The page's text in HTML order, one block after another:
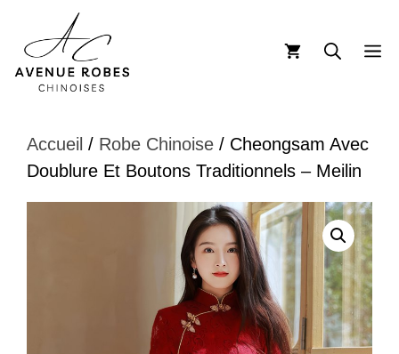
contenu
Accueil / Robe Chinoise / Cheongsam Avec
Doublure Et Boutons Traditionnels – Meilin